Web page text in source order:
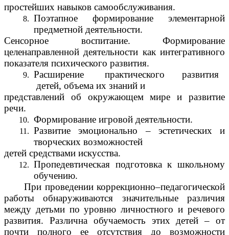
простейших навыков самообслуживания.
Поэтапное формирование элементарной
предметной деятельности.
Сенсорное воспитание. Формирование
целенаправленной деятельности как интегративного
показателя психического развития.
Расширение практического развития
детей, объема их знаний и
представлений об окружающем мире и развитие
речи.
Формирование игровой деятельности.
Развитие эмоционально – эстетических и
творческих возможностей
детей средствами искусства.
Пропедевтическая подготовка к школьному
обучению.
При проведении коррекционно–педагогической
работы обнаруживаются значительные различия
между детьми по уровню личностного и речевого
развития. Различна обучаемость этих детей – от
почти полного ее отсутствия до возможности